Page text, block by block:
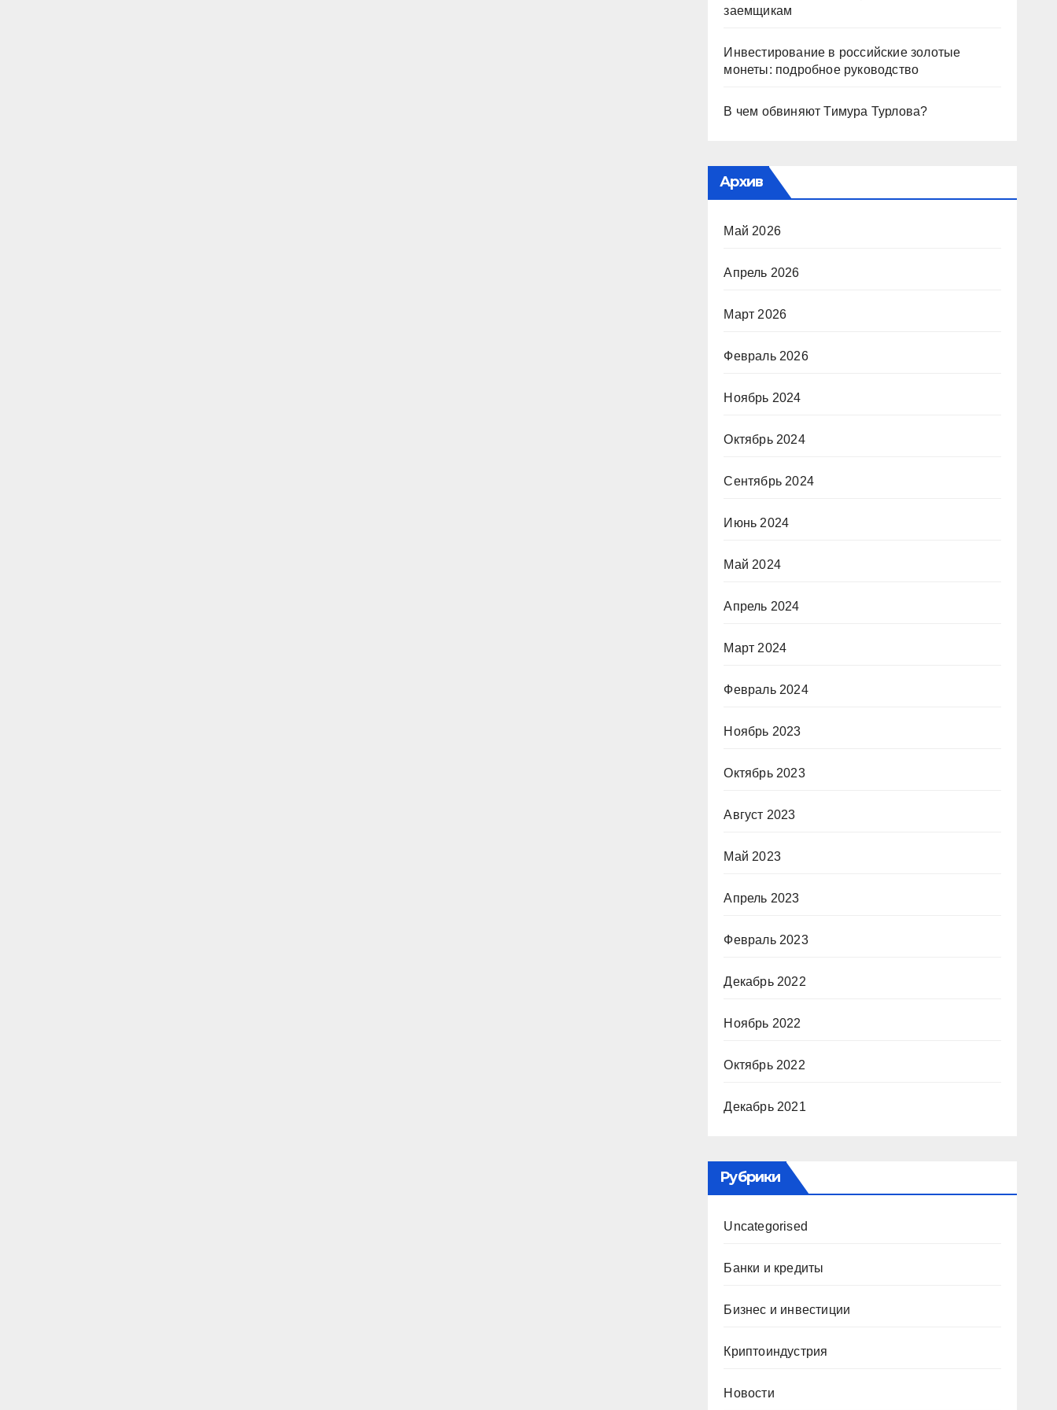
заемщикам
Инвестирование в российские золотые
монеты: подробное руководство
В чем обвиняют Тимура Турлова?
Архив
Май 2026
Апрель 2026
Март 2026
Февраль 2026
Ноябрь 2024
Октябрь 2024
Сентябрь 2024
Июнь 2024
Май 2024
Апрель 2024
Март 2024
Февраль 2024
Ноябрь 2023
Октябрь 2023
Август 2023
Май 2023
Апрель 2023
Февраль 2023
Декабрь 2022
Ноябрь 2022
Октябрь 2022
Декабрь 2021
Рубрики
Uncategorised
Банки и кредиты
Бизнес и инвестиции
Криптоиндустрия
Новости